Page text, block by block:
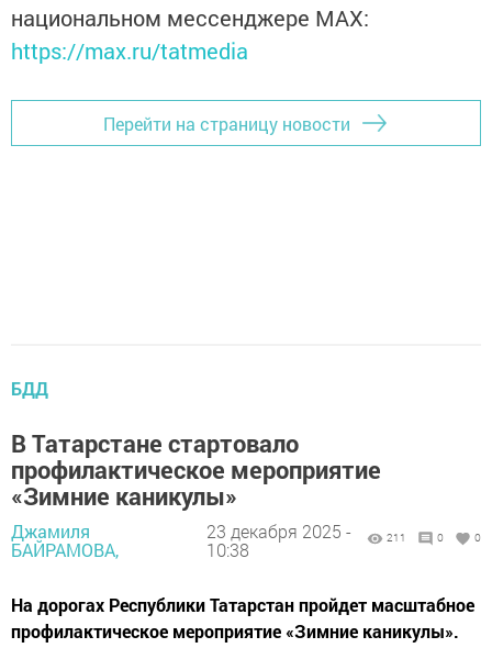
национальном мессенджере MАХ:
https://max.ru/tatmedia
Перейти на страницу новости
БДД
В Татарстане стартовало
профилактическое мероприятие
«Зимние каникулы»
Джамиля
БАЙРАМОВА,
23 декабря 2025 -
10:38
211 0 0
На дорогах Республики Татарстан пройдет масштабное
профилактическое мероприятие «Зимние каникулы».